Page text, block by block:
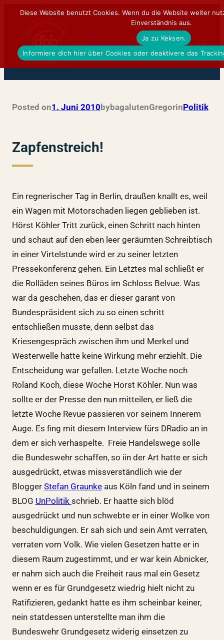
DickerBierBauchDE
Posted on1. Juni 2010bybagalutenGregorinPolitik
Zapfenstreich!
Ein regnerischer Tag in Berlin, draußen knallt es, weil
ein Wagen mit Motorschaden liegen geblieben ist.
Hörst Köhler Tritt zurück, einen Schritt nach hinten
und schaut auf den eben leer geräumten Schreibtisch
in einer Virtelstunde wird er zu seiner letzten
Pressekonferenz gehen. Ein Letztes mal schließt er
die Rolläden seines Büros im Schloss Belvue. Was
war da geschehen, das er dieser garant von
Bundespräsident sich zu so einen schritt
entschließen musste, denn selbst das
Kriesengespräch zwischen ihm und Merkel und
Westerwelle hatte keine Wirkung mehr erziehlt. Die
Entscheidung war gefallen. Letzte Woche noch
Roland Koch, diese Woche Horst Köhler. Nun was
sollte er der Presse den nun mitteilen, er ließ die
letzte Woche Revue passieren vor seinem Innerem
Auge. Es fing mit diesem Interview fürs DRadio an in
dem er sich verhaspelte. Freie Handelswege solle
die Bundeswehr schaffen, so iin der Art hatte er sich
ausgedrückt, etwas missverständlich wie der
Blogger Stefan Graunkeaus Köln fand und in seinem
BLOG UnPolitik schrieb. Er haatte sich blöd
ausgedrückt und nun schwebte er in einer Wolke von
beschuldigungen. Er sah sich und sein Amt verraten,
verraten vom Volk. Wie vielen Gesetzen hatte er in
diesem Raum zugestimmt, und er war kein Abnicker,
er nahm sich auch die Freiheit raus mal ein Gesetz
wenn er es für Grundgesetz wiedrig hielt nicht zu
Ratifizieren, gedankt hatte es ihm scheinbar keiner,
nein statdessen unterstellte man ihm die
Bundeswehr Grundgesetz widerig einsetzen zu
Diese Website benutzt Cookies. Wenn du die Website weiter
Einverständnis aus.
Ja zu Keksen.
Informiere dich hier über Cookies oder deaktivere das